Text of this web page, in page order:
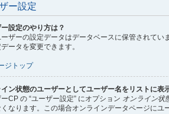
ー設定
設定のやり方は？
ザーの設定データはデータベースに保管されて
ータを変更できます。
ジトップ
イン状態のユーザーとしてユーザー名をリストに表
ーCP の “ユーザー設定” にオプション オンライン状
なります。この場合オンラインデータページにユ